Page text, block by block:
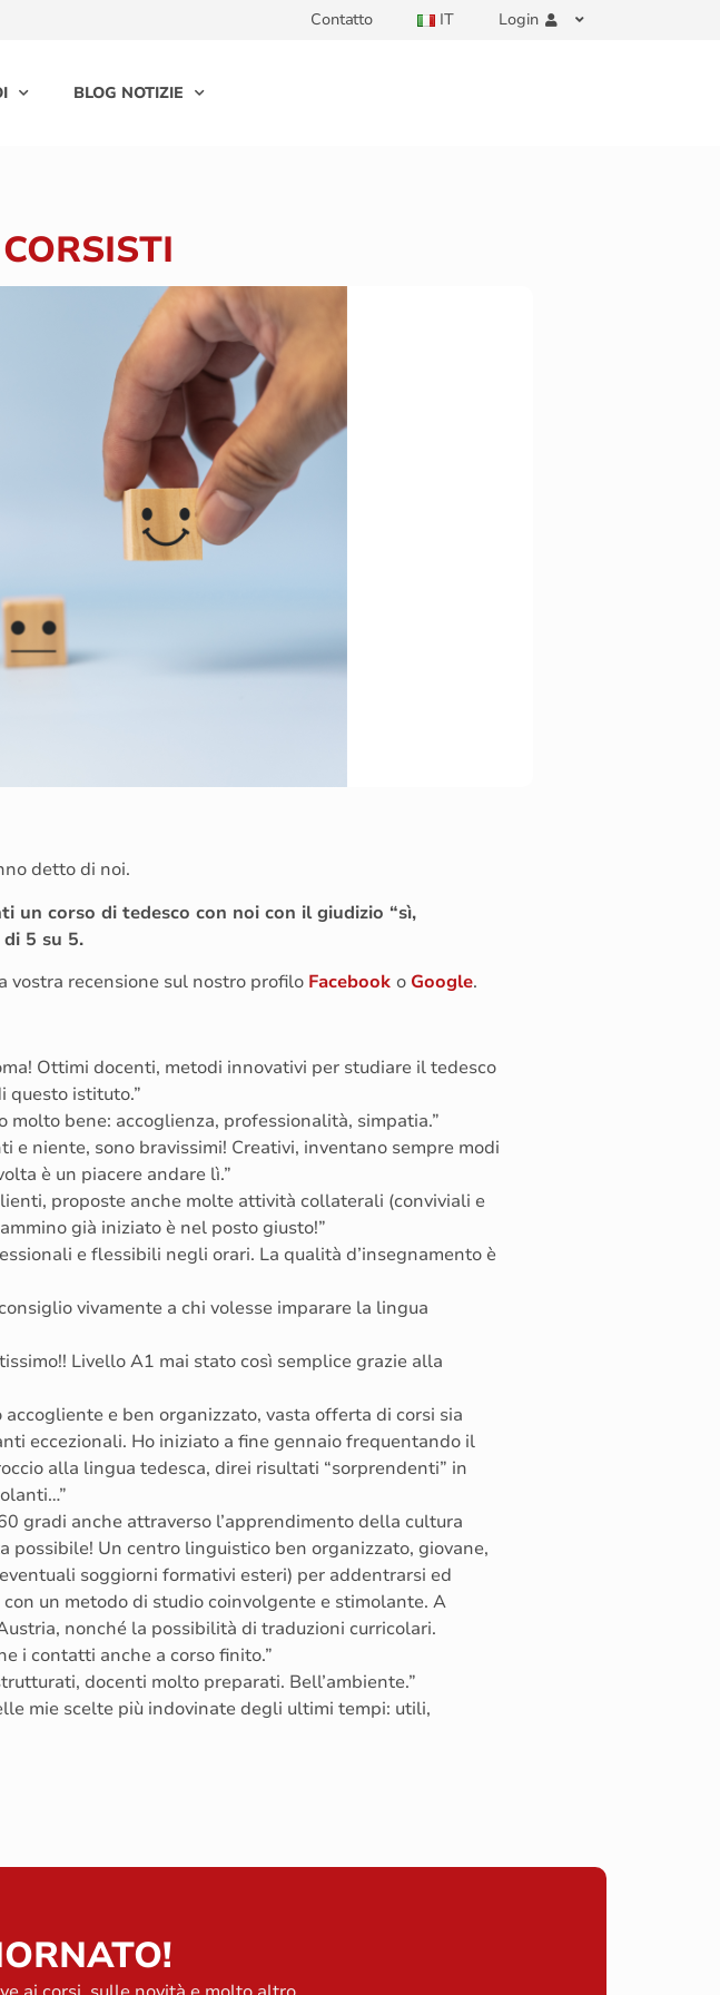
Contatto IT Login
BLOG NOTIZIE
detto di noi.
un corso di tedesco con noi con il giudizio “sì,
5 su 5.
vostra recensione sul nostro profilo Facebook o Google.
Ottimi docenti, metodi innovativi per studiare il tedesco
questo istituto.”
molto bene: accoglienza, professionalità, simpatia.”
niente, sono bravissimi! Creativi, inventano sempre modi
è un piacere andare lì.”
proposte anche molte attività collaterali (conviviali e
già iniziato è nel posto giusto!”
e flessibili negli orari. La qualità d’insegnamento è
vivamente a chi volesse imparare la lingua
Livello A1 mai stato così semplice grazie alla
e ben organizzato, vasta offerta di corsi sia
eccezionali. Ho iniziato a fine gennaio frequentando il
alla lingua tedesca, direi risultati “sorprendenti” in
gradi anche attraverso l’apprendimento della cultura
possibile! Un centro linguistico ben organizzato, giovane,
soggiorni formativi esteri) per addentrarsi ed
un metodo di studio coinvolgente e stimolante. A
nonché la possibilità di traduzioni curricolari.
i contatti anche a corso finito.”
docenti molto preparati. Bell’ambiente.”
mie scelte più indovinate degli ultimi tempi: utili,